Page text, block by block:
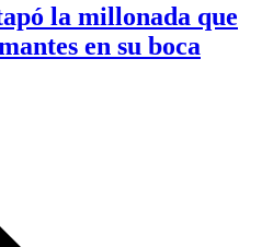
la millonada que
en su boca